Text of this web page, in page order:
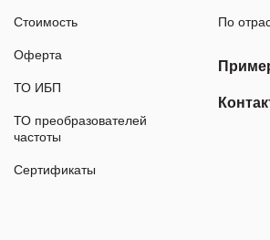
Стоимость
Оферта
ТО ИБП
ТО преобразователей
частоты
Сертификаты
По